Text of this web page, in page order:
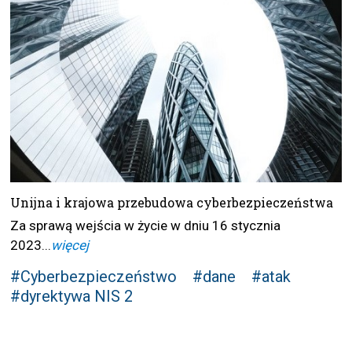
Unijna i krajowa przebudowa cyberbezpieczeństwa
Za sprawą wejścia w życie w dniu 16 stycznia
2023...więcej
#Cyberbezpieczeństwo #dane
#atak
#dyrektywa NIS 2